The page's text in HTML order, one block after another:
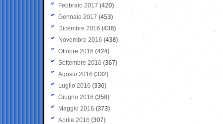
Febbraio 2017 (420)
Gennaio 2017 (453)
Dicembre 2016 (438)
Novembre 2016 (438)
Ottobre 2016 (424)
Settembre 2016 (367)
Agosto 2016 (332)
Luglio 2016 (336)
Giugno 2016 (358)
Maggio 2016 (373)
Aprile 2016 (307)